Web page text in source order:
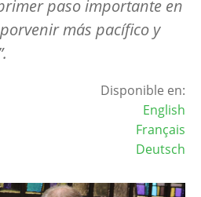
paso importante en
más pacífico y
Disponible en:
English
Français
Deutsch